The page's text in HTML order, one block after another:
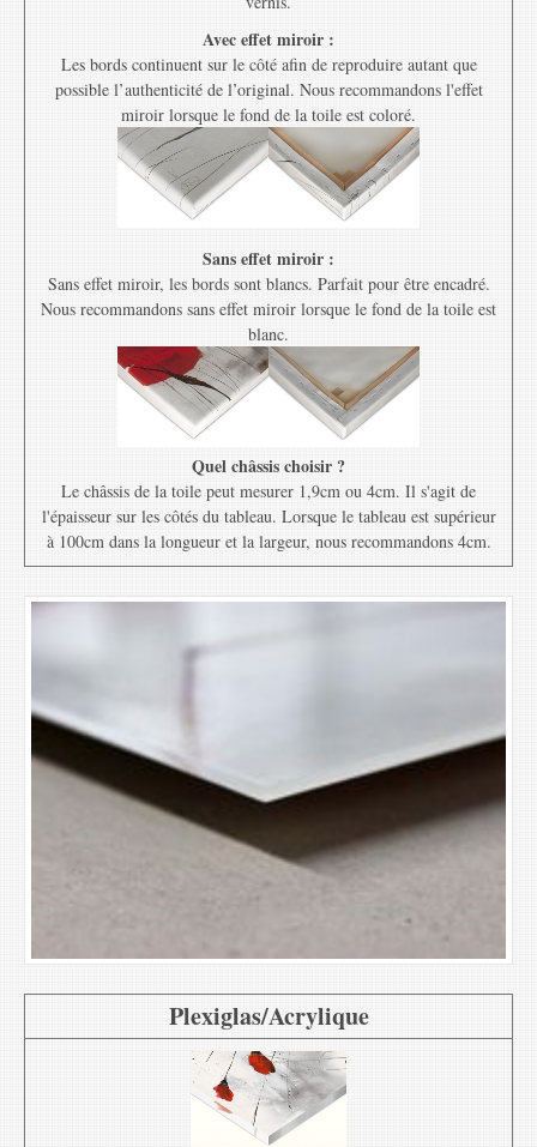
Avec effet miroir :
Les bords continuent sur le côté afin de reproduire autant que
possible l’authenticité de l’original. Nous recommandons l'effet
miroir lorsque le fond de la toile est coloré.
Sans effet miroir :
Sans effet miroir, les bords sont blancs. Parfait pour être encadré.
Nous recommandons sans effet miroir lorsque le fond de la toile est
blanc.
Quel châssis choisir ?
Le châssis de la toile peut mesurer 1,9cm ou 4cm. Il s'agit de
l'épaisseur sur les côtés du tableau. Lorsque le tableau est supérieur
à 100cm dans la longueur et la largeur, nous recommandons 4cm.
Plexiglas/Acrylique